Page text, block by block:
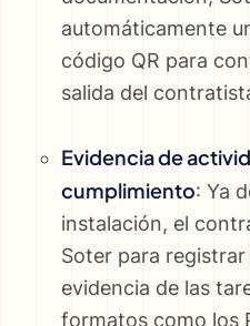
automáticamente
código QR para
salida del
Evidencia de
cumplimiento: Ya
instalación, el
Soter para
evidencia de las
formatos como los